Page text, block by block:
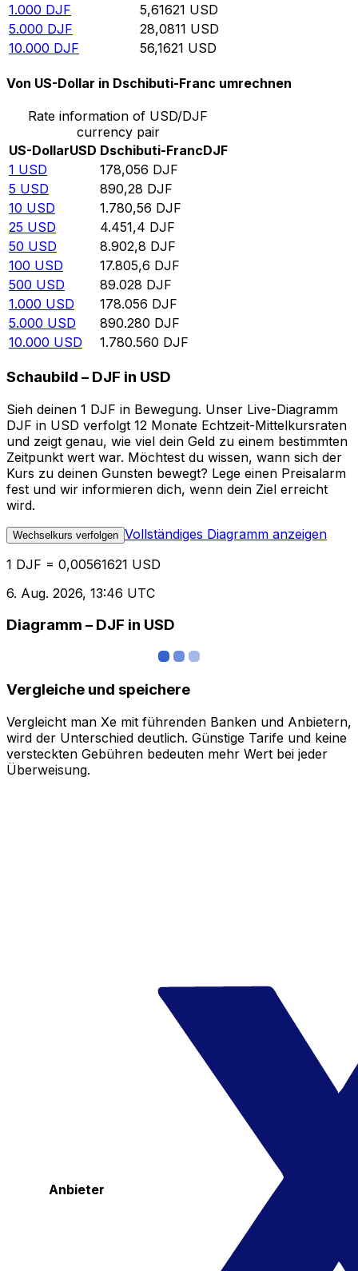
1.000 DJF 5,61621 USD
5.000 DJF 28,0811 USD
10.000 DJF 56,1621 USD
Von US-Dollar in Dschibuti-Franc umrechnen
Rate information of USD/DJF
currency pair
US-DollarUSD Dschibuti-FrancDJF
1 USD 178,056 DJF
5 USD 890,28 DJF
10 USD 1.780,56 DJF
25 USD 4.451,4 DJF
50 USD 8.902,8 DJF
100 USD 17.805,6 DJF
500 USD 89.028 DJF
1.000 USD 178.056 DJF
5.000 USD 890.280 DJF
10.000 USD 1.780.560 DJF
Schaubild – DJF in USD
Sieh deinen 1 DJF in Bewegung. Unser Live-Diagramm
DJF in USD verfolgt 12 Monate Echtzeit-Mittelkursraten
und zeigt genau, wie viel dein Geld zu einem bestimmten
Zeitpunkt wert war. Möchtest du wissen, wann sich der
Kurs zu deinen Gunsten bewegt? Lege einen Preisalarm
fest und wir informieren dich, wenn dein Ziel erreicht
wird.
Wechselkurs verfolgen Vollständiges Diagramm anzeigen
1 DJF = 0,00561621 USD
6. Aug. 2026, 13:46 UTC
Diagramm – DJF in USD
Vergleiche und speichere
Vergleicht man Xe mit führenden Banken und Anbietern,
wird der Unterschied deutlich. Günstige Tarife und keine
versteckten Gebühren bedeuten mehr Wert bei jeder
Überweisung.
Anbieter